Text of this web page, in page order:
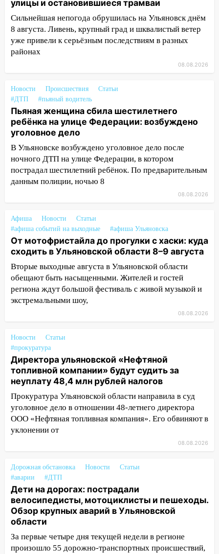
13:47 На Нижней Террасе мощным
ветром вырвало дерево с корнем
13:46
транспорту: в Ульяновске трамвай
сошёл с рельсов
13:22 Упавшие деревья перекрыли
дороги в Ульяновске: фото
13:17 Непогода в Ульяновске не
закончится сегодня: сильные ливни
сохранятся 9 августа
13:15 Трижды «брал в долг» без спроса:
житель Вешкаймского района похитил у
13:14 Ураган оторвал светофор на
проспекте Филатова в Ульяновске
13:12 Дерево пробило крышу дома на
Новгородской в Ульяновске и рухнуло
на электрощит
13:10 В Заволжском районе дерево
упало во дворе
сорванные крыши, поваленные деревья,
затопленные улицы и остановившиеся
трамваи
12:17 Ульяновск накрыл крупный град:
после ливня город снова уходит под
воду
12:12 Прокуратура взяла на контроль
ДТП с шестилетним ребёнком на улице
Федерации
шестилетнего ребёнка на улице
Федерации: возбуждено уголовное дело
11:16 В Ульяновске ищут 37-летнего
мужчину, пропавшего ещё 19 июля
10:30 От мотофристайла до прогулки с
хаски: куда сходить в Ульяновской
области 8–9 августа
улицы и остановившиеся трамваи
Сильнейшая непогода обрушилась на Ульяновск днём
8 августа. Ливень, крупный град и шквалистый ветер
уже привели к серьёзным последствиям в разных
районах
08.08.2026
Новости Происшествия
Статьи
#ДТП
#пьяный водитель
Пьяная женщина сбила шестилетнего
ребёнка на улице Федерации: возбуждено
уголовное дело
В Ульяновске возбуждено уголовное дело после
ночного ДТП на улице Федерации, в котором
пострадал шестилетний ребёнок. По предварительным
данным полиции, ночью 8
08.08.2026
Афиша Новости
Статьи
#афиша событий на выходные
#афиша Ульяновска
От мотофристайла до прогулки с хаски: куда
сходить в Ульяновской области 8–9 августа
Вторые выходные августа в Ульяновской области
обещают быть насыщенными. Жителей и гостей
региона ждут большой фестиваль с живой музыкой и
экстремальными шоу,
08.08.2026
Новости
Статьи
#прокуратура
Директора ульяновской «Нефтяной
топливной компании» будут судить за
неуплату 48,4 млн рублей налогов
Прокуратура Ульяновской области направила в суд
уголовное дело в отношении 48-летнего директора
ООО «Нефтяная топливная компания». Его обвиняют в
уклонении от
08.08.2026
Дорожная обстановка Новости
Статьи
#аварии
#ДТП
Дети на дорогах: пострадали
велосипедисты, мотоциклисты и пешеходы.
Обзор крупных аварий в Ульяновской
области
За первые четыре дня текущей недели в регионе
произошло 55 дорожно-транспортных происшествий,